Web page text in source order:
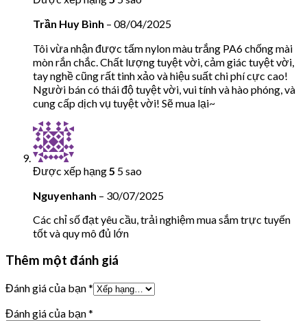
Trần Huy Bình – 08/04/2025
Tôi vừa nhận được tấm nylon màu trắng PA6 chống mài
mòn rắn chắc. Chất lượng tuyệt vời, cảm giác tuyệt vời,
tay nghề cũng rất tinh xảo và hiệu suất chi phí cực cao!
Người bán có thái độ tuyệt vời, vui tính và hào phóng, và
cung cấp dịch vụ tuyệt vời! Sẽ mua lại~
Được xếp hạng 5 5 sao
Nguyenhanh – 30/07/2025
Các chỉ số đạt yêu cầu, trải nghiệm mua sắm trực tuyến
tốt và quy mô đủ lớn
Thêm một đánh giá
Đánh giá của bạn*
Đánh giá của bạn*